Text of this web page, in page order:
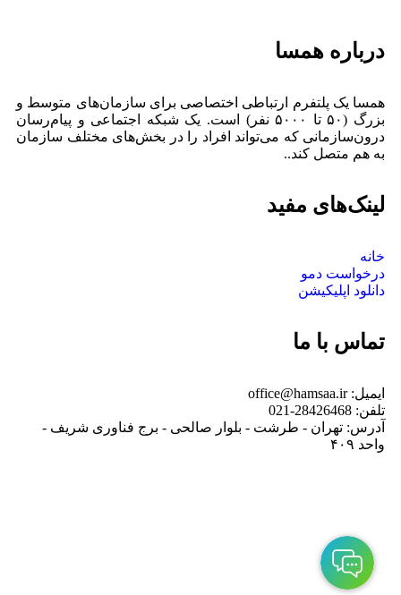
درباره همسا
همسا یک پلتفرم ارتباطی اختصاصی برای سازمان‌های متوسط و
بزرگ (۵۰ تا ۵۰۰۰ نفر) است. یک شبکه اجتماعی و پیام‌رسان
درون‌سازمانی که می‌تواند افراد را در بخش‌های مختلف سازمان
به هم متصل کند..
لینک‌های مفید
خانه
درخواست دمو
دانلود اپلیکیشن
تماس با ما
ایمیل: office@hamsaa.ir
تلفن: 28426468-021
آدرس: تهران - طرشت - بلوار صالحی - برج فناوری شریف -
واحد ۴۰۹